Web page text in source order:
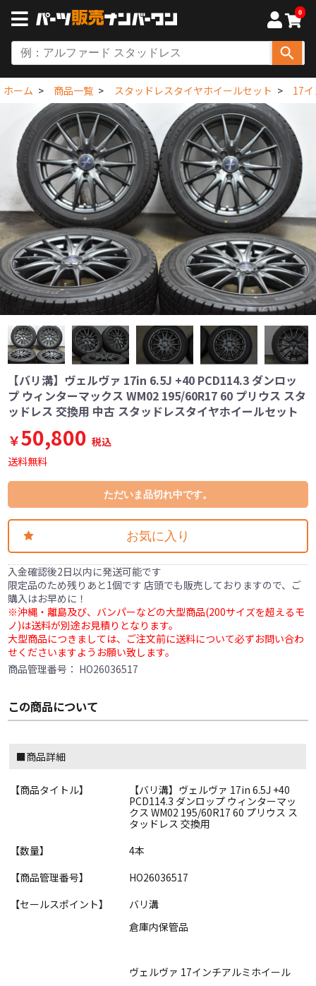
0
ホーム 商品一覧 スタッドレスタイヤホイールセット 17
【バリ溝】ヴェルヴァ 17in 6.5J +40 PCD114.3 ダンロッ
プ ウィンターマックス WM02 195/60R17 60 プリウス スタ
ッドレス 交換用 中古 スタッドレスタイヤホイールセット
￥50,800 税込
送料無料
ただいま品切れ中です。
お気に入り
入金確認後2日以内に発送可能です
限定品のため残りあと1個です 店頭でも販売しておりますので、ご
購入はお早めに！
※沖縄・離島及び、バンパーなどの大型商品(200サイズを超えるモ
ノ)は送料が別途お見積りとなります。
大型商品につきましては、ご注文前に送料について必ずお問い合わ
せくださいますようお願い致します。
商品管理番号： HO26036517
この商品について
■商品詳細
【商品タイトル】
【バリ溝】ヴェルヴァ 17in 6.5J +40
PCD114.3 ダンロップ ウィンターマッ
クス WM02 195/60R17 60 プリウス ス
タッドレス 交換用
【数量】
4本
【商品管理番号】
HO26036517
【セールスポイント】
バリ溝
倉庫内保管品
ヴェルヴァ 17インチアルミホイール